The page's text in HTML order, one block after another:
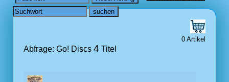
0 Artikel
Abfrage: Go! Discs 4 Titel